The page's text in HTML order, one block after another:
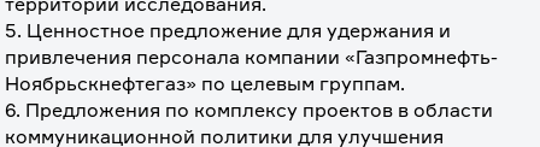
5. Ценностное предложение для удержания и
привлечения персонала компании «Газпромнефть-
Ноябрьскнефтегаз» по целевым группам.
6. Предложения по комплексу проектов в области
коммуникационной политики для улучшения